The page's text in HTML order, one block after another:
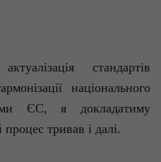
стандартів
національного
ЄС, я докладатиму
тривав і далі.